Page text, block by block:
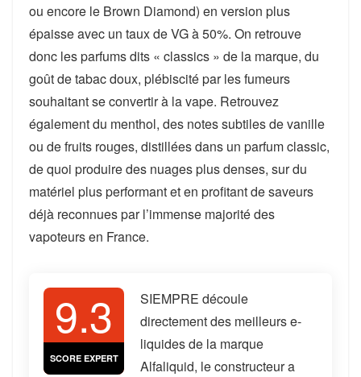
ou encore le Brown Diamond) en version plus
épaisse avec un taux de VG à 50%. On retrouve
donc les parfums dits « classics » de la marque, du
goût de tabac doux, plébiscité par les fumeurs
souhaitant se convertir à la vape. Retrouvez
également du menthol, des notes subtiles de vanille
ou de fruits rouges, distillées dans un parfum classic,
de quoi produire des nuages plus denses, sur du
matériel plus performant et en profitant de saveurs
déjà reconnues par l’immense majorité des
vapoteurs en France.
9.3
SCORE EXPERT
SIEMPRE découle
directement des meilleurs e-
liquides de la marque
Alfaliquid, le constructeur a